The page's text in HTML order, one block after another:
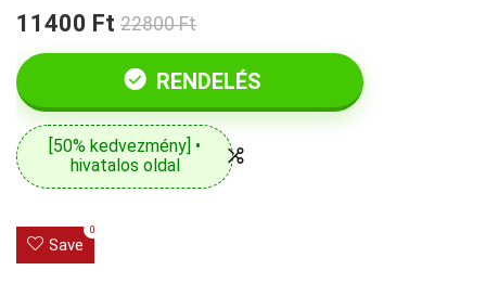
11400 Ft 22800 Ft
RENDELÉS
[50% kedvezmény] •
hivatalos oldal
Save
0